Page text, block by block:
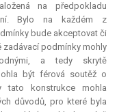
na předpokladu
Bylo na každém z
bude akceptovat či
zadávací podmínky mohly
a tedy skrytě
být férová soutěž o
tato konstrukce mohla
důvodů, pro které byla